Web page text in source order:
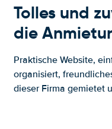
Tolles und
die
Praktische Website,
organisiert,
dieser Firma gemietet